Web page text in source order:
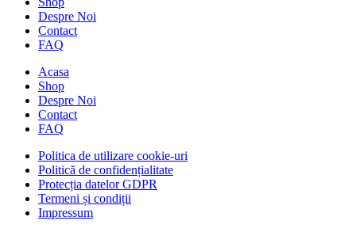
Despre Noi
Contact
FAQ
Acasa
Shop
Despre Noi
Contact
FAQ
Politica de utilizare cookie-uri
Politică de confidențialitate
Protecția datelor GDPR
Termeni și condiții
Impressum